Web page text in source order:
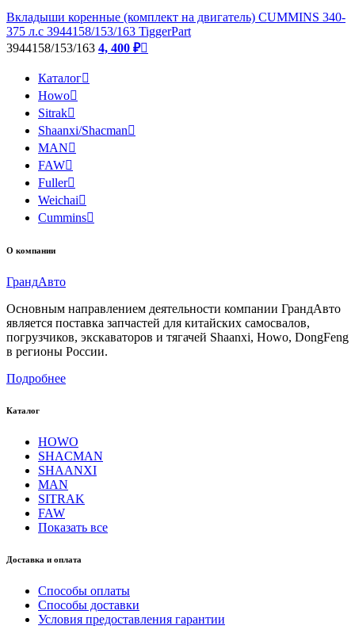
Вкладыши коренные (комплект на двигатель) CUMMINS 340-
375 л.с 3944158/153/163 TiggerPart
3944158/153/163 4, 400 ₽
Каталог
Howo
Sitrak
Shaanxi/Shacman
MAN
FAW
Fuller
Weichai
Cummins
О компании
ГрандАвто
Основным направлением деятельности компании ГрандАвто
является поставка запчастей для китайских самосвалов,
погрузчиков, экскаваторов и тягачей Shaanxi, Howo, DongFeng
в регионы России.
Подробнее
Каталог
HOWO
SHACMAN
SHAANXI
MAN
SITRAK
FAW
Показать все
Доставка и оплата
Способы оплаты
Способы доставки
Условия предоставления гарантии